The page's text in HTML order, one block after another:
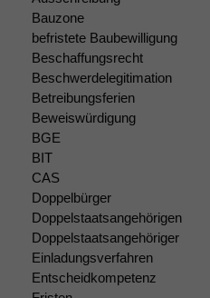
Bauzone
befristete Baubewilligung
Beschaffungsrecht
Beschwerdelegitimation
Betreibungsferien
Beweiswürdigung
BGE
BIT
CAS
Doppelbürger
Doppelstaatsangehörigen
Doppelstaatsangehöriger
Einladungsverfahren
Entscheidkompetenz